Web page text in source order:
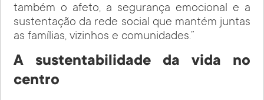
também o afeto, a segurança emocional e a
sustentação da rede social que mantém juntas
as famílias, vizinhos e comunidades.”
A sustentabilidade da vida no
centro